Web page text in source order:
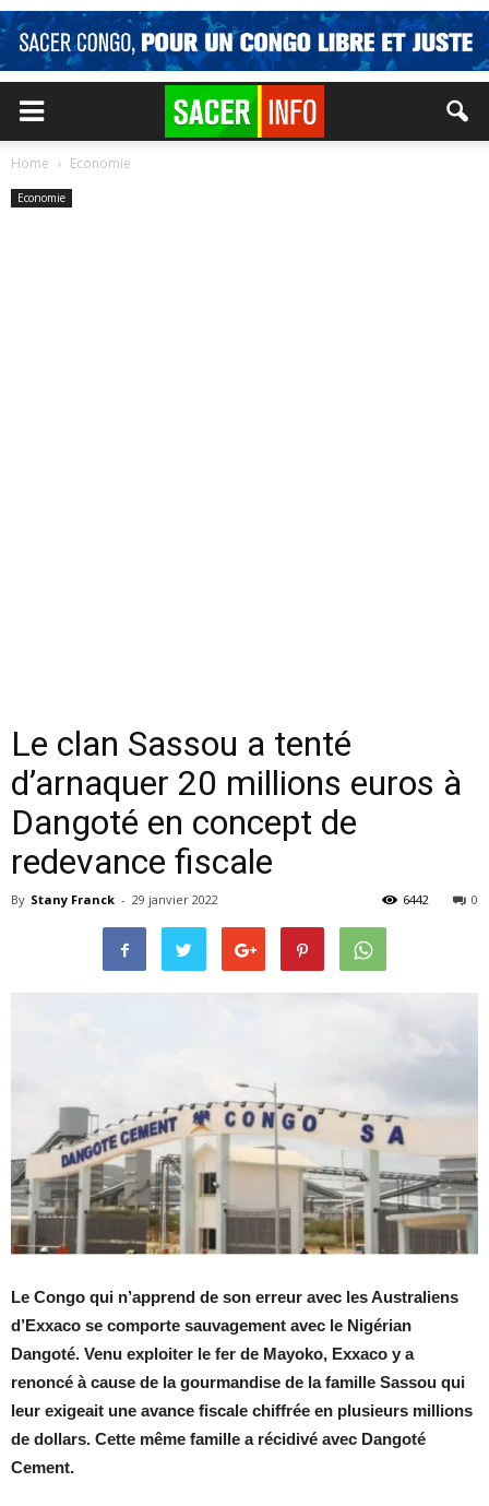
Home Economie
Economie
Le clan Sassou a tenté
d’arnaquer 20 millions euros à
Dangoté en concept de
redevance fiscale
By Stany Franck - 29 janvier 2022 0
6442
Le Congo qui n’apprend de son erreur avec les Australiens
d’Exxaco se comporte sauvagement avec le Nigérian
Dangoté. Venu exploiter le fer de Mayoko, Exxaco y a
renoncé à cause de la gourmandise de la famille Sassou qui
leur exigeait une avance fiscale chiffrée en plusieurs millions
de dollars. Cette même famille a récidivé avec Dangoté
Cement.